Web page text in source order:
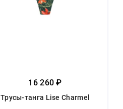
16 260 ₽
Трусы-танга Lise Charmel